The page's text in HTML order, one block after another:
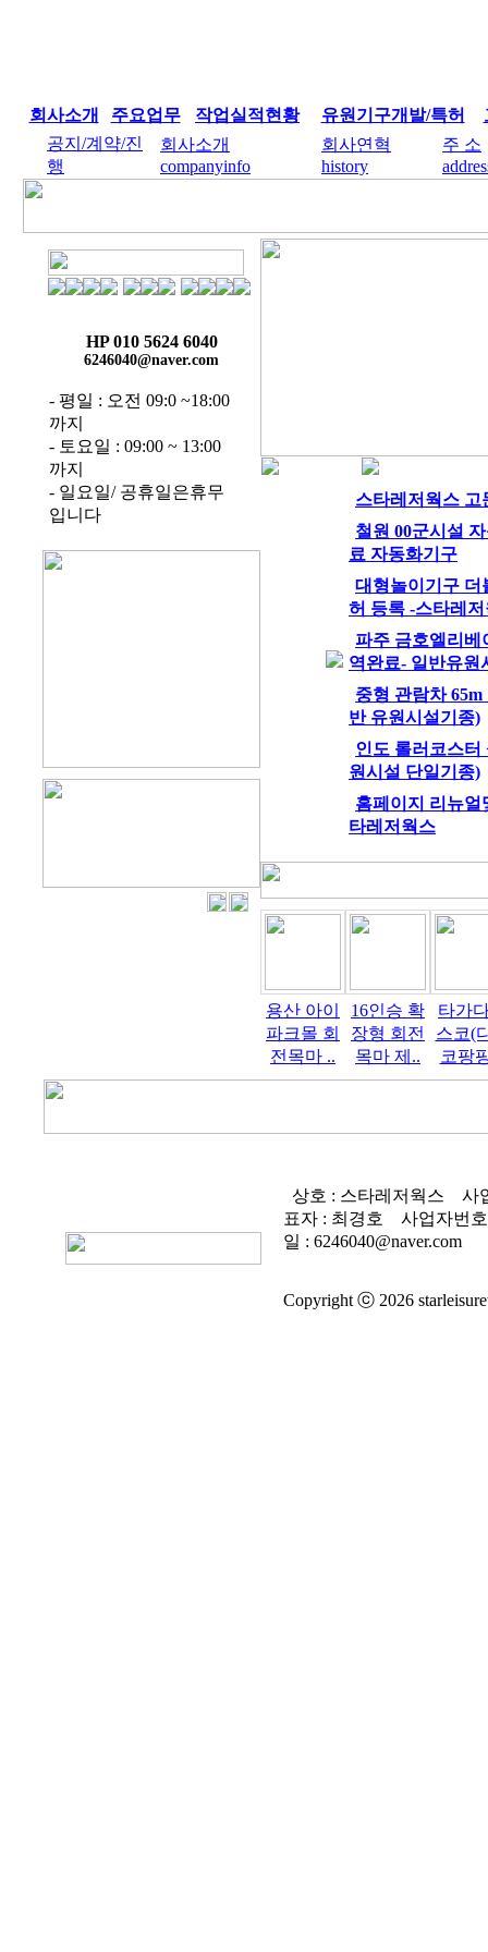
회사소개 주요업무 작업실적현황 유원기구개발/특허
공지/계약/진
행
회사소개
companyinfo
회사연혁
history
주 소
HP 010 5624 6040
6246040@naver.com
- 평일 : 오전 09:0 ~18:00
까지
- 토요일 : 09:00 ~ 13:00
까지
- 일요일/ 공휴일은휴무
입니다
스타레저웍스 고
철원 00군시설
료 자동화기구
대형놀이기구 더
허 등록 -스타레
파주 금호엘리베
역완료- 일반유원
중형 관람차
반 유원시설기종)
인도 롤러코스터
원시설 단일기종)
홈페이지 리뉴얼
타레저웍스
용산 아이
파크몰 회
전목마 ..
16인승 확
장형 회전
목마 제..
타가
스코(
코팡
상호 : 스타레저웍스
사
표자 : 최경호
사업자번
일 : 6246040@naver.com
Copyright ⓒ 2026